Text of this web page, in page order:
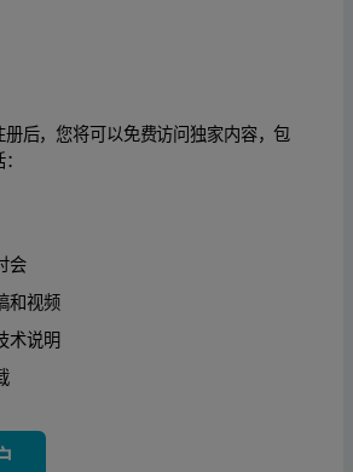
册后，您将可以免费访问独家内容，包
会
和视频
术说明